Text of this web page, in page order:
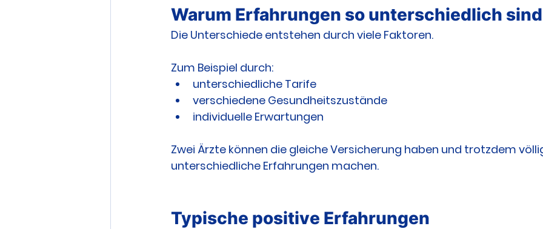
Warum Erfahrungen so unterschiedlich sind
Die Unterschiede entstehen durch viele Faktoren.
Zum Beispiel durch:
unterschiedliche Tarife
verschiedene Gesundheitszustände
individuelle Erwartungen
Zwei Ärzte können die gleiche Versicherung haben und trotzdem
unterschiedliche Erfahrungen machen.
Typische positive Erfahrungen